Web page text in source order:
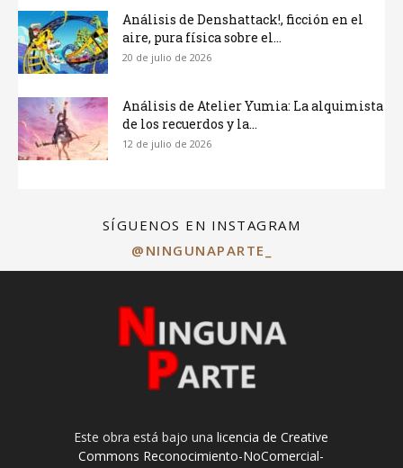
Análisis de Denshattack!, ficción en el
aire, pura física sobre el...
20 de julio de 2026
Análisis de Atelier Yumia: La alquimista
de los recuerdos y la...
12 de julio de 2026
SÍGUENOS EN INSTAGRAM
@NINGUNAPARTE_
Este obra está bajo unalicencia de Creative
Commons Reconocimiento-NoComercial-